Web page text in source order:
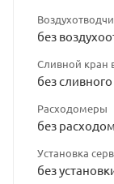
без
Сливной кран
без
Расходомеры
без
Установка
без